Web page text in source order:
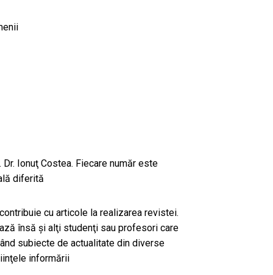
Dr. Ionuţ Costea. Fiecare număr este
diferită
cu articole la realizarea revistei.
însă şi alţi studenţi sau profesori care
subiecte de actualitate din diverse
informării